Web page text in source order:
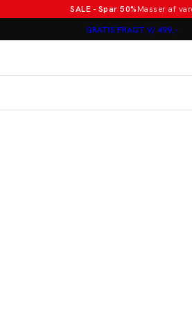
SALE - Spar 50%Masser af
GRATIS FRAGT V/ 499,-
Poloer i
Lindbergh